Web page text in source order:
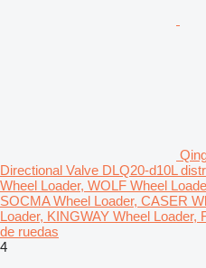
Directional Valve DLQ20-d10L
Wheel Loader, WOLF Wheel
SOCMA Wheel Loader, CASER
Loader, KINGWAY Wheel
de ruedas
4